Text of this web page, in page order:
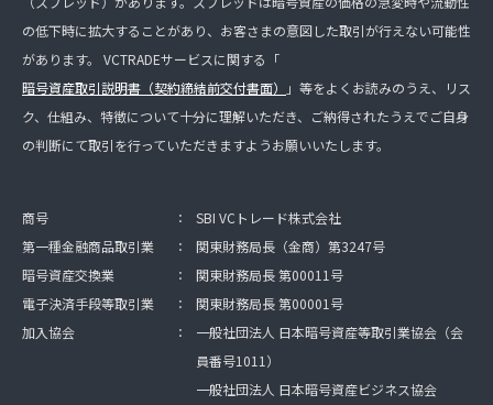
の低下時に拡大することがあり、お客さまの意図した取引が行えない可能性
があります。 VCTRADEサービスに関する「
暗号資産取引説明書（契約締結前交付書面）
」等をよくお読みのうえ、リス
ク、仕組み、特徴について十分に理解いただき、ご納得されたうえでご自身
の判断にて取引を行っていただきますようお願いいたします。
商号 ：
SBI VCトレード株式会社
第一種金融商品取引業
：
関東財務局長（金商）第3247号
暗号資産交換業
：
関東財務局長 第00011号
電子決済手段等取引業
：
関東財務局長 第00001号
加入協会
：
一般社団法人 日本暗号資産等取引業協会（会
員番号1011）
一般社団法人 日本暗号資産ビジネス協会